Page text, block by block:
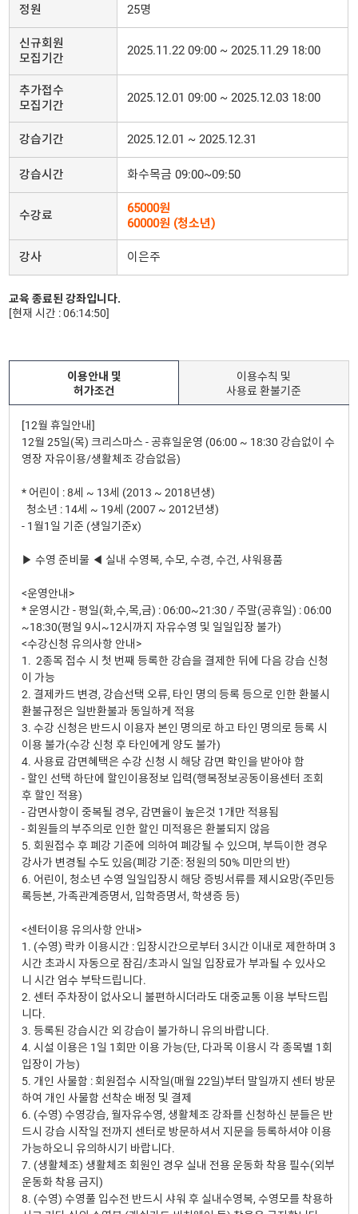
정원 25명
신규회원
모집기간
2025.11.22 09:00 ~ 2025.11.29 18:00
추가접수
모집기간
2025.12.01 09:00 ~ 2025.12.03 18:00
강습기간 2025.12.01 ~ 2025.12.31
강습시간 화수목금 09:00~09:50
수강료
65000원
60000원 (청소년)
강사 이은주
교육 종료된 강좌입니다.
[현재 시간 : 06:14:50]
이용안내 및
허가조건
이용수칙 및
사용료 환불기준
[12월 휴일안내]
12월 25일(목) 크리스마스 - 공휴일운영 (06:00 ~ 18:30 강습없이 수
영장 자유이용/생활체조 강습없음)
* 어린이 : 8세 ~ 13세 (2013 ~ 2018년생)
청소년 : 14세 ~ 19세 (2007 ~ 2012년생)
- 1월1일 기준 (생일기준x)
▶ 수영 준비물 ◀ 실내 수영복, 수모, 수경, 수건, 샤워용품
<운영안내>
* 운영시간 - 평일(화,수,목,금) : 06:00~21:30 / 주말(공휴일) : 06:00
~18:30(평일 9시~12시까지 자유수영 및 일일입장 불가)
<수강신청 유의사항 안내>
1. 2종목 접수 시 첫 번째 등록한 강습을 결제한 뒤에 다음 강습 신청
이 가능
2. 결제카드 변경, 강습선택 오류, 타인 명의 등록 등으로 인한 환불시
환불규정은 일반환불과 동일하게 적용
3. 수강 신청은 반드시 이용자 본인 명의로 하고 타인 명의로 등록 시
이용 불가(수강 신청 후 타인에게 양도 불가)
4. 사용료 감면혜택은 수강 신청 시 해당 감면 확인을 받아야 함
- 할인 선택 하단에 할인이용정보 입력(행복정보공동이용센터 조회
후 할인 적용)
- 감면사항이 중복될 경우, 감면율이 높은것 1개만 적용됨
- 회원들의 부주의로 인한 할인 미적용은 환불되지 않음
5. 회원접수 후 폐강 기준에 의하여 폐강될 수 있으며, 부득이한 경우
강사가 변경될 수도 있음(폐강 기준: 정원의 50% 미만의 반)
6. 어린이, 청소년 수영 일일입장시 해당 증빙서류를 제시요망(주민등
록등본, 가족관계증명서, 입학증명서, 학생증 등)
<센터이용 유의사항 안내>
1. (수영) 락카 이용시간 : 입장시간으로부터 3시간 이내로 제한하며 3
시간 초과시 자동으로 잠김/초과시 일일 입장료가 부과될 수 있사오
니 시간 엄수 부탁드립니다.
2. 센터 주차장이 없사오니 불편하시더라도 대중교통 이용 부탁드립
니다.
3. 등록된 강습시간 외 강습이 불가하니 유의 바랍니다.
4. 시설 이용은 1일 1회만 이용 가능(단, 다과목 이용시 각 종목별 1회
입장이 가능)
5. 개인 사물함 : 회원접수 시작일(매월 22일)부터 말일까지 센터 방문
하여 개인 사물함 선착순 배정 및 결제
6. (수영) 수영강습, 월자유수영, 생활체조 강좌를 신청하신 분들은 반
드시 강습 시작일 전까지 센터로 방문하셔서 지문을 등록하셔야 이용
가능하오니 유의하시기 바랍니다.
7. (생활체조) 생활체조 회원인 경우 실내 전용 운동화 착용 필수(외부
운동화 착용 금지)
8. (수영) 수영풀 입수전 반드시 샤워 후 실내수영복, 수영모를 착용하